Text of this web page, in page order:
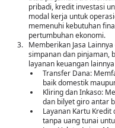
pribadi, kredit investasi
modal kerja untuk
memenuhi kebutuhan
pertumbuhan ekonomi.
Memberikan Jasa
simpanan dan pinjaman,
layanan keuangan
Transfer Dana:
baik domestik
Kliring dan Inkaso:
dan bilyet giro antar
Layanan Kartu
tanpa uang tunai